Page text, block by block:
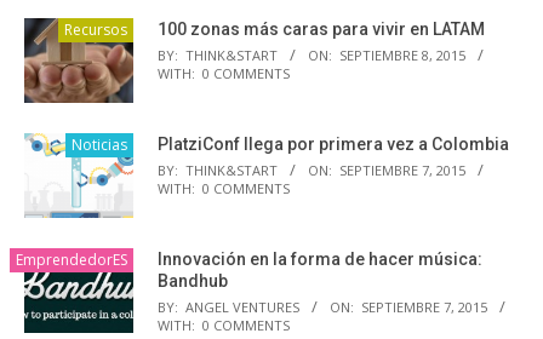
Recursos 100 zonas más caras para vivir en LATAM
BY: THINK&START ON: SEPTIEMBRE 8, 2015
WITH: 0 COMMENTS
Noticias PlatziConf llega por primera vez a Colombia
BY: THINK&START ON: SEPTIEMBRE 7, 2015
WITH: 0 COMMENTS
EmprendedorES
Innovación en la forma de hacer música:
Bandhub
BY: ANGEL VENTURES ON: SEPTIEMBRE 7, 2015
WITH: 0 COMMENTS